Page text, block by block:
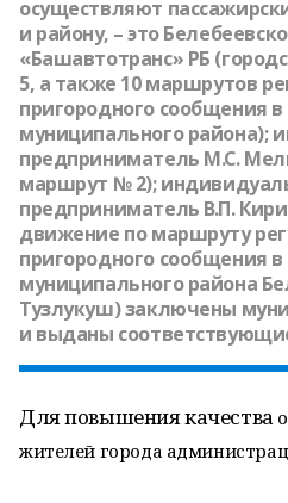
осуществляют
и району, – это
«Башавтотранс» РБ
5, а также 10 маршрутов
пригородного сообщения в
муниципального района);
предприниматель М.С.
маршрут № 2);
предприниматель В.П.
движение по маршруту
пригородного сообщения в
муниципального района
Тузлукуш) заключены
и выданы
Для повышения качества
жителей города